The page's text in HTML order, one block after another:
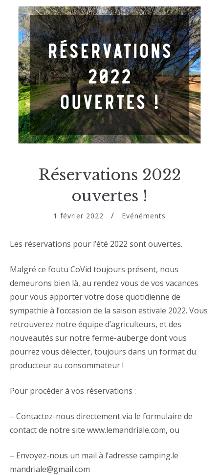
Réservations 2022
ouvertes !
1 février 2022 Evénéments
Les réservations pour l’été 2022 sont ouvertes.
Malgré ce foutu CoVid toujours présent, nous
demeurons bien là, au rendez vous de vos vacances
pour vous apporter votre dose quotidienne de
sympathie à l’occasion de la saison estivale 2022. Vous
retrouverez notre équipe d’agriculteurs, et des
nouveautés sur notre ferme-auberge dont vous
pourrez vous délecter, toujours dans un format du
producteur au consommateur !
Pour procéder à vos réservations :
– Contactez-nous directement via le formulaire de
contact de notre site www.lemandriale.com, ou
– Envoyez-nous un mail à l’adresse camping.le
mandriale@gmail.com